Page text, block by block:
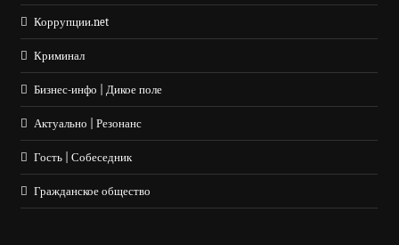
Коррупции.net
Криминал
Бизнес-инфо | Дикое поле
Актуально | Резонанс
Гость | Собеседник
Гражданское общество